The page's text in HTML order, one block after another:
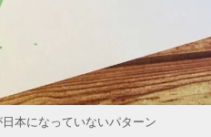
本になっていないパターン